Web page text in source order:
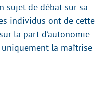
sujet de débat sur sa
individus ont de cette
la part d’autonomie
uniquement la maîtrise